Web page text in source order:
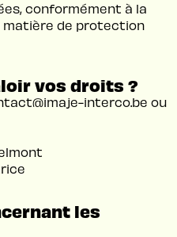
conformément à la
matière de protection
vos droits ?
interco.be ou
les